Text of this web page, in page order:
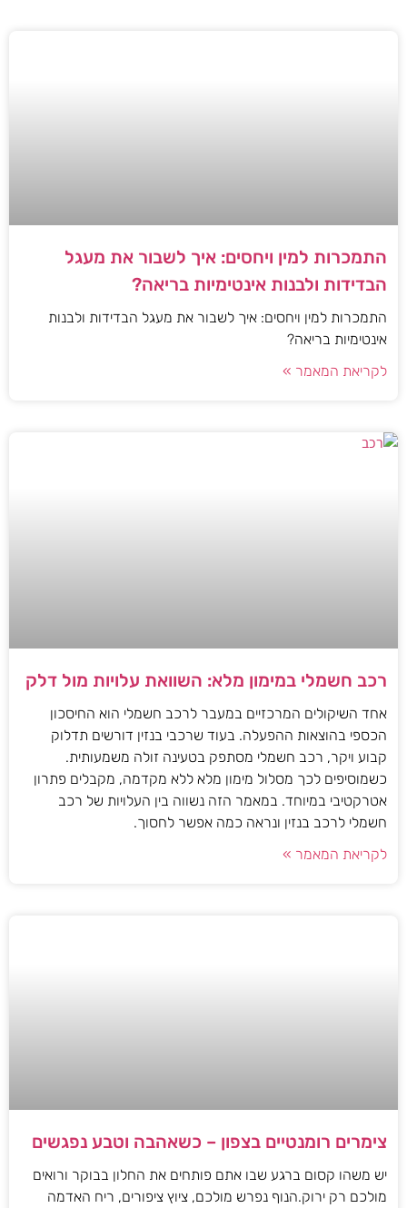
התמכרות למין ויחסים: איך לשבור את מעגל
הבדידות ולבנות אינטימיות בריאה?
התמכרות למין ויחסים: איך לשבור את מעגל הבדידות ולבנות
אינטימיות בריאה?
לקריאת המאמר »
רכב חשמלי במימון מלא: השוואת עלויות מול דלק
אחד השיקולים המרכזיים במעבר לרכב חשמלי הוא החיסכון
הכספי בהוצאות ההפעלה. בעוד שרכבי בנזין דורשים תדלוק
קבוע ויקר, רכב חשמלי מסתפק בטעינה זולה משמעותית.
כשמוסיפים לכך מסלול מימון מלא ללא מקדמה, מקבלים פתרון
אטרקטיבי במיוחד. במאמר הזה נשווה בין העלויות של רכב
חשמלי לרכב בנזין ונראה כמה אפשר לחסוך.
לקריאת המאמר »
צימרים רומנטיים בצפון – כשאהבה וטבע נפגשים
יש משהו קסום ברגע שבו אתם פותחים את החלון בבוקר ורואים
מולכם רק ירוק.הנוף נפרש מולכם, ציוץ ציפורים, ריח האדמה